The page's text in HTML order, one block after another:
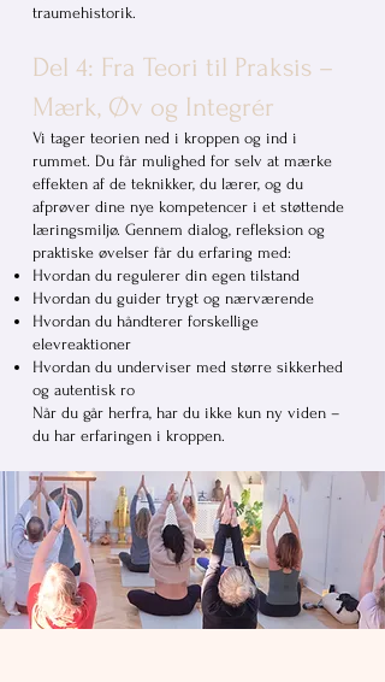
traumehistorik.
Del 4: Fra Teori til Praksis –
Mærk, Øv og Integrér
Vi tager teorien ned i kroppen og ind i
rummet. Du får mulighed for selv at mærke
effekten af de teknikker, du lærer, og du
afprøver dine nye kompetencer i et støttende
læringsmiljø. Gennem dialog, refleksion og
praktiske øvelser får du erfaring med:
Hvordan du regulerer din egen tilstand
Hvordan du guider trygt og nærværende
Hvordan du håndterer forskellige
elevreaktioner
Hvordan du underviser med større sikkerhed
og autentisk ro
Når du går herfra, har du ikke kun ny viden –
du har erfaringen i kroppen.